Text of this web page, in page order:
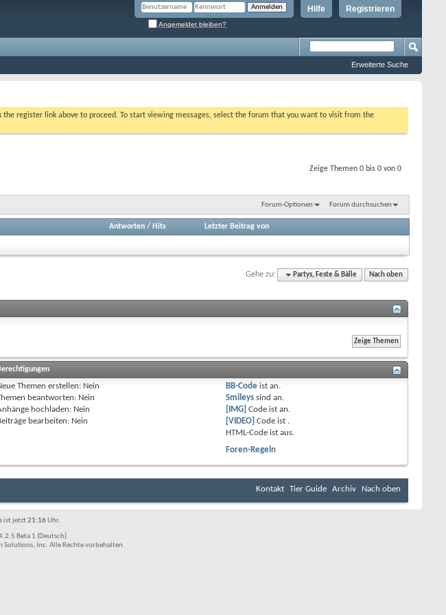
Registrieren
Hilfe
Angemeldet bleiben?
Erweiterte Suche
the register link above to proceed. To start viewing messages, select the forum that you want to visit from the
Zeige Themen 0 bis 0 von 0
Forum-Optionen Forum durchsuchen
Antworten/ Hits Letzter Beitrag von
Gehe zu: Partys, Feste & Bälle Nach oben
Themen erstellen: Nein
beantworten: Nein
hochladen: Nein
bearbeiten: Nein
BB-Code istan.
Smileys sindan.
[IMG] Code istan.
[VIDEO] Code ist .
HTML-Code istaus.
Foren-Regeln
Kontakt Tier Guide Archiv Nach oben
ist jetzt21:16Uhr.
Beta 1 (Deutsch)
Inc. Alle Rechte vorbehalten.